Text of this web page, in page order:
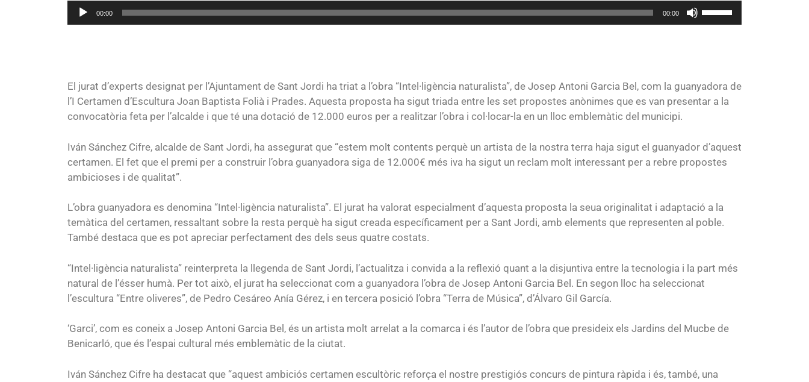
Reproductor
de
00:00 00:00
las
arriba/abajo
para
disminuir
el
El jurat d’experts designat per l’Ajuntament de Sant Jordi ha triat a l’obra “Intel·ligència naturalista”, de Josep Antoni Garcia Bel, com la guanyadora de
l’I Certamen d’Escultura Joan Baptista Folià i Prades. Aquesta proposta ha sigut triada entre les set propostes anònimes que es van presentar a la
convocatòria feta per l’alcalde i que té una dotació de 12.000 euros per a realitzar l’obra i col·locar-la en un lloc emblemàtic del municipi.
Iván Sánchez Cifre, alcalde de Sant Jordi, ha assegurat que “estem molt contents perquè un artista de la nostra terra haja sigut el guanyador d’aquest
certamen. El fet que el premi per a construir l’obra guanyadora siga de 12.000€ més iva ha sigut un reclam molt interessant per a rebre propostes
ambicioses i de qualitat”.
L’obra guanyadora es denomina “Intel·ligència naturalista”. El jurat ha valorat especialment d’aquesta proposta la seua originalitat i adaptació a la
temàtica del certamen, ressaltant sobre la resta perquè ha sigut creada específicament per a Sant Jordi, amb elements que representen al poble.
També destaca que es pot apreciar perfectament des dels seus quatre costats.
“Intel·ligència naturalista” reinterpreta la llegenda de Sant Jordi, l’actualitza i convida a la reflexió quant a la disjuntiva entre la tecnologia i la part més
natural de l’ésser humà. Per tot això, el jurat ha seleccionat com a guanyadora l’obra de Josep Antoni Garcia Bel. En segon lloc ha seleccionat
l’escultura “Entre oliveres”, de Pedro Cesáreo Anía Gérez, i en tercera posició l’obra “Terra de Música”, d’Álvaro Gil García.
‘Garci’, com es coneix a Josep Antoni Garcia Bel, és un artista molt arrelat a la comarca i és l’autor de l’obra que presideix els Jardins del Mucbe de
Benicarló, que és l’espai cultural més emblemàtic de la ciutat.
Iván Sánchez Cifre ha destacat que “aquest ambiciós certamen escultòric reforça el nostre prestigiós concurs de pintura ràpida i és, també, una